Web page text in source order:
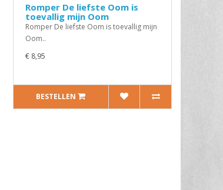
Romper De liefste Oom is
toevallig mijn Oom
Romper De liefste Oom is toevallig mijn
Oom..
€ 8,95
BESTELLEN